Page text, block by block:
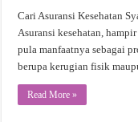
Cari Asuransi Kesehatan
Asuransi kesehatan,
pula manfaatnya sebagai
berupa kerugian fisik
Read More »